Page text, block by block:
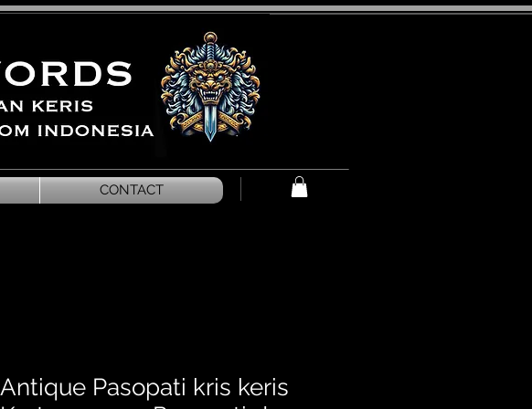
CONTACT
Antique Pasopati kris keris